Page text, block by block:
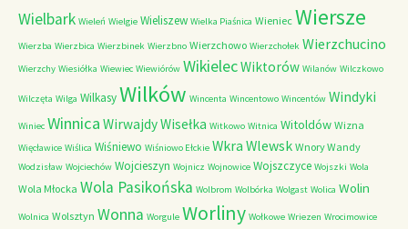
Wielbark Wieleń Wielgie Wieliszew Wielka Piaśnica Wieniec Wiersze
Wierzba Wierzbica Wierzbinek Wierzbno Wierzchowo Wierzchołek Wierzchucino
Wierzchy Wiesiółka Wiewiec Wiewiórów WikielecWiktorów Wilanów Wilczkowo
Wilczęta Wilga WilkasyWilków Wincenta Wincentowo Wincentów Windyki
Winiec Winnica WirwajdyWisełka Witkowo Witnica Witoldów Wizna
Więcławice Wiślica Wiśniewo Wiśniowo Ełckie Wkra Wlewsk Wnory Wandy
Wodzisław Wojciechów Wojcieszyn Wojnicz Wojnowice Wojszczyce Wojszki Wola
Wola Młocka Wola Pasikońska Wolbrom Wolbórka Wolgast Wolica Wolin
Wolnica Wolsztyn Wonna Worgule Worliny Wołkowe Wriezen Wrocimowice